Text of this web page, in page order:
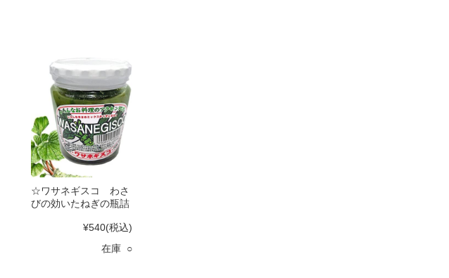
☆ワサネギスコ わさ
びの効いたねぎの瓶詰
¥540(税込)
在庫 ○